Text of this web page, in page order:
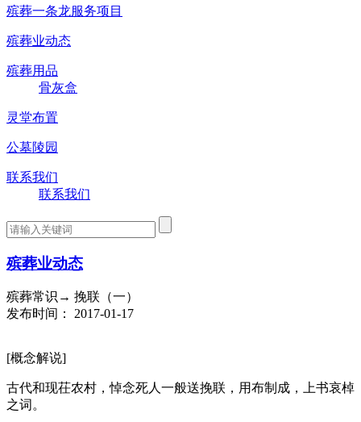
殡葬一条龙服务项目
殡葬业动态
殡葬用品
骨灰盒
灵堂布置
公墓陵园
联系我们
联系我们
殡葬业动态
殡葬常识→ 挽联（一）
发布时间： 2017-01-17
[概念解说]
古代和现茌农村，悼念死人一般送挽联，用布制成，上书哀棹
之词。